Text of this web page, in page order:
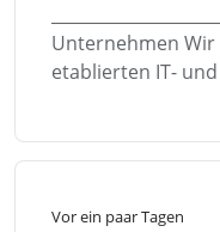
Unternehmen
etablierten IT-
Vor ein paar Tagen